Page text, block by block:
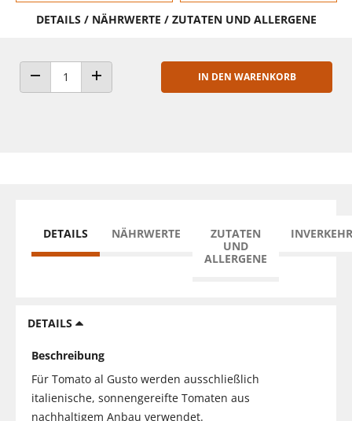
DETAILS / NÄHRWERTE / ZUTATEN UND ALLERGENE
ANZAHL VERRINGERNANZAHL ERHÖHEN
IN DEN WARENKORB
DETAILS NÄHRWERTE
ZUTATEN
UND
ALLERGENE
DETAILS
Beschreibung
Für Tomato al Gusto werden ausschließlich
italienische, sonnengereifte Tomaten aus
nachhaltigem Anbau verwendet.